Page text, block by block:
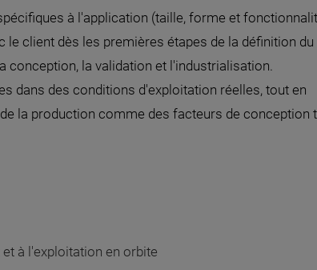
à l'application (taille, forme et
client dès les premières étapes de la définition du
conception, la validation et l'industrialisation.
dans des conditions d'exploitation réelles, tout en
la production comme des facteurs de conception
à l'exploitation en orbite